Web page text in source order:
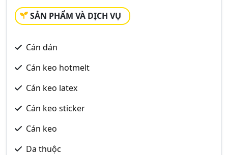
SẢN PHẨM VÀ DỊCH VỤ
Cán dán
Cán keo hotmelt
Cán keo latex
Cán keo sticker
Cán keo
Da thuộc